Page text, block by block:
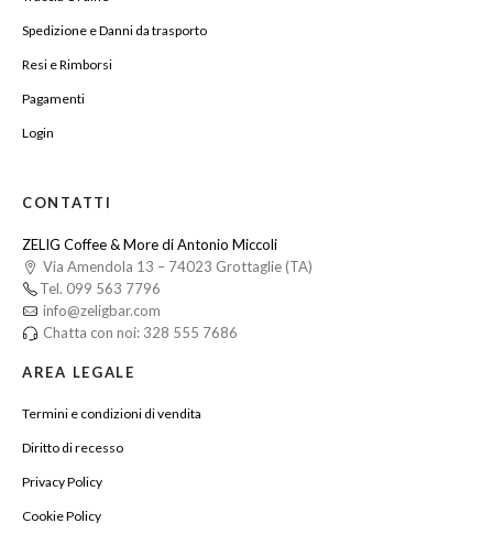
Spedizione e Danni da trasporto
Resi e Rimborsi
Pagamenti
Login
CONTATTI
ZELIG Coffee & More di Antonio Miccoli
Via Amendola 13 – 74023 Grottaglie (TA)
Tel. 099 563 7796
info@zeligbar.com
Chatta con noi: 328 555 7686
AREA LEGALE
Termini e condizioni di vendita
Diritto di recesso
Privacy Policy
Cookie Policy